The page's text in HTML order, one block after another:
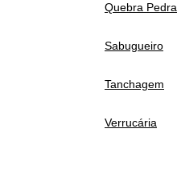
Quebra Pedra
Sabugueiro
Tanchagem
Verrucária